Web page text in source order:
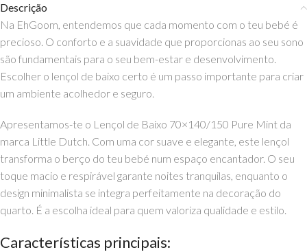
Descrição
Na EhGoom, entendemos que cada momento com o teu bebé é
precioso. O conforto e a suavidade que proporcionas ao seu sono
são fundamentais para o seu bem-estar e desenvolvimento.
Escolher o lençol de baixo certo é um passo importante para criar
um ambiente acolhedor e seguro.
Apresentamos-te o Lençol de Baixo 70×140/150 Pure Mint da
marca Little Dutch. Com uma cor suave e elegante, este lençol
transforma o berço do teu bebé num espaço encantador. O seu
toque macio e respirável garante noites tranquilas, enquanto o
design minimalista se integra perfeitamente na decoração do
quarto. É a escolha ideal para quem valoriza qualidade e estilo.
Características principais: